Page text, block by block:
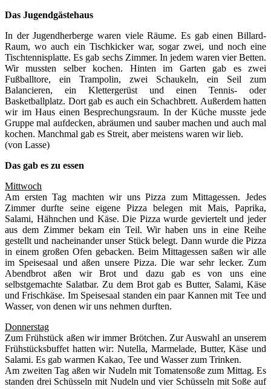
Das Jugendgästehaus
In der Jugendherberge waren viele Räume. Es gab einen Billard-
Raum, wo auch ein Tischkicker war, sogar zwei, und noch eine
Tischtennisplatte. Es gab sechs Zimmer. In jedem waren vier Betten.
Wir mussten selber kochen. Hinten im Garten gab es zwei
Fußballtore, ein Trampolin, zwei Schaukeln, ein Seil zum
Balancieren, ein Klettergerüst und einen Tennis- oder
Basketballplatz. Dort gab es auch ein Schachbrett. Außerdem hatten
wir im Haus einen Besprechungsraum. In der Küche musste jede
Gruppe mal aufdecken, abräumen und sauber machen und auch mal
kochen. Manchmal gab es Streit, aber meistens waren wir lieb.
(von Lasse)
Das gab es zu essen
Mittwoch
Am ersten Tag machten wir uns Pizza zum Mittagessen. Jedes
Zimmer durfte seine eigene Pizza belegen mit Mais, Paprika,
Salami, Hähnchen und Käse. Die Pizza wurde geviertelt und jeder
aus dem Zimmer bekam ein Teil. Wir haben uns in eine Reihe
gestellt und nacheinander unser Stück belegt. Dann wurde die Pizza
in einem großen Ofen gebacken. Beim Mittagessen saßen wir alle
im Speisesaal und aßen unsere Pizza. Die war sehr lecker. Zum
Abendbrot aßen wir Brot und dazu gab es von uns eine
selbstgemachte Salatbar. Zu dem Brot gab es Butter, Salami, Käse
und Frischkäse. Im Speisesaal standen ein paar Kannen mit Tee und
Wasser, von denen wir uns nehmen durften.
Donnerstag
Zum Frühstück aßen wir immer Brötchen. Zur Auswahl an unserem
Frühstücksbuffet hatten wir: Nutella, Marmelade, Butter, Käse und
Salami. Es gab warmen Kakao, Tee und Wasser zum Trinken.
Am zweiten Tag aßen wir Nudeln mit Tomatensoße zum Mittag. Es
standen drei Schüsseln mit Nudeln und vier Schüsseln mit Soße auf